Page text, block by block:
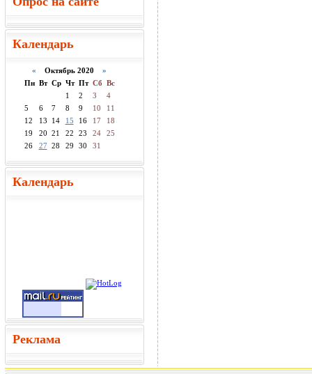
Календарь
« Октябрь 2020 »
Пн Вт Ср Чт Пт Сб Вс
1
2 3
4
5
6 7 8 9 10
11
12
13 14 15 16 17
18
19
20 21 22 23 24
25
26
27 28 29 30 31
Календарь
Реклама